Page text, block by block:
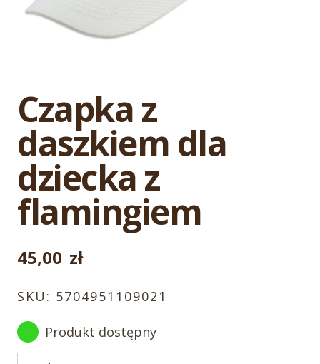
Czapka z
daszkiem dla
dziecka z
flamingiem
45,00 zł
SKU: 5704951109021
Produkt dostępny